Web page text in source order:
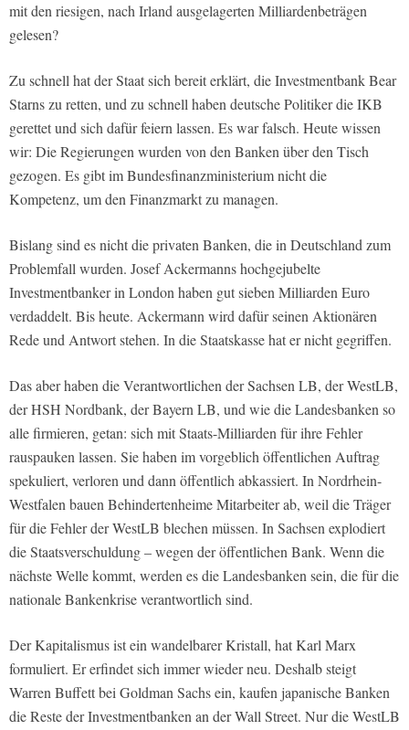
mit den riesigen, nach Irland ausgelagerten Milliardenbeträgen
gelesen?
Zu schnell hat der Staat sich bereit erklärt, die Investmentbank Bear
Starns zu retten, und zu schnell haben deutsche Politiker die IKB
gerettet und sich dafür feiern lassen. Es war falsch. Heute wissen
wir: Die Regierungen wurden von den Banken über den Tisch
gezogen. Es gibt im Bundesfinanzministerium nicht die
Kompetenz, um den Finanzmarkt zu managen.
Bislang sind es nicht die privaten Banken, die in Deutschland zum
Problemfall wurden. Josef Ackermanns hochgejubelte
Investmentbanker in London haben gut sieben Milliarden Euro
verdaddelt. Bis heute. Ackermann wird dafür seinen Aktionären
Rede und Antwort stehen. In die Staatskasse hat er nicht gegriffen.
Das aber haben die Verantwortlichen der Sachsen LB, der WestLB,
der HSH Nordbank, der Bayern LB, und wie die Landesbanken so
alle firmieren, getan: sich mit Staats-Milliarden für ihre Fehler
rauspauken lassen. Sie haben im vorgeblich öffentlichen Auftrag
spekuliert, verloren und dann öffentlich abkassiert. In Nordrhein-
Westfalen bauen Behindertenheime Mitarbeiter ab, weil die Träger
für die Fehler der WestLB blechen müssen. In Sachsen explodiert
die Staatsverschuldung – wegen der öffentlichen Bank. Wenn die
nächste Welle kommt, werden es die Landesbanken sein, die für die
nationale Bankenkrise verantwortlich sind.
Der Kapitalismus ist ein wandelbarer Kristall, hat Karl Marx
formuliert. Er erfindet sich immer wieder neu. Deshalb steigt
Warren Buffett bei Goldman Sachs ein, kaufen japanische Banken
die Reste der Investmentbanken an der Wall Street. Nur die WestLB